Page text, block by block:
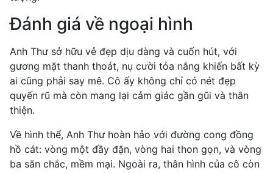
Đánh giá về ngoại hình
Anh Thư sở hữu vẻ đẹp dịu dàng và cuốn hút, với
gương mặt thanh thoát, nụ cười tỏa nắng khiến bất kỳ
ai cũng phải say mê. Cô ấy không chỉ có nét đẹp
quyến rũ mà còn mang lại cảm giác gần gũi và thân
thiện.
Về hình thể, Anh Thư hoàn hảo với đường cong đồng
hồ cát: vòng một đầy đặn, vòng hai thon gọn, và vòng
ba săn chắc, mềm mại. Ngoài ra, thân hình của cô còn